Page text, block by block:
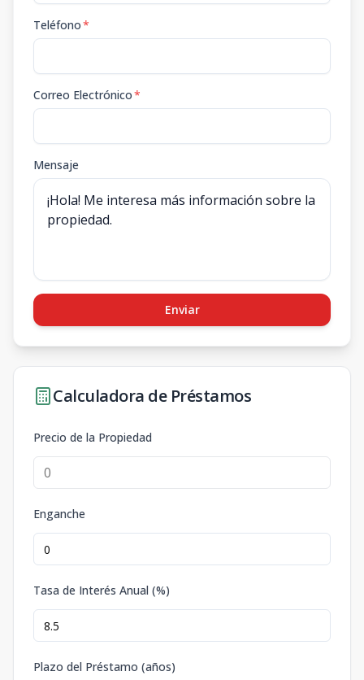
Teléfono*
Correo Electrónico*
Mensaje
Enviar
Calculadora de Préstamos
Precio de la Propiedad
Enganche
Tasa de Interés Anual (%)
Plazo del Préstamo (años)